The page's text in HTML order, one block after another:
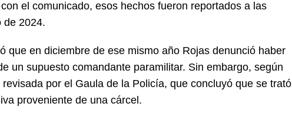
el comunicado, esos hechos fueron reportados a las
de 2024.
que en diciembre de ese mismo año Rojas denunció haber
un supuesto comandante paramilitar. Sin embargo, según
por el Gaula de la Policía, que concluyó que se trató
proveniente de una cárcel.